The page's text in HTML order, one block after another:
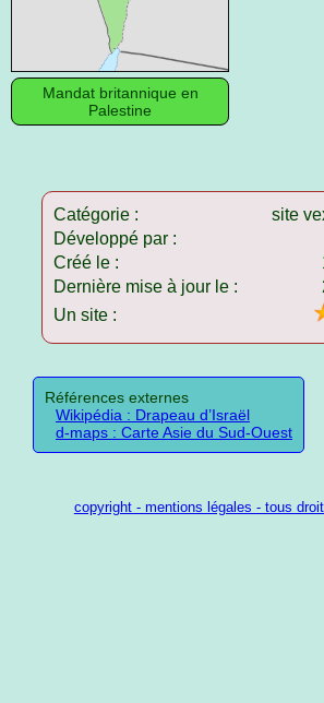
Mandat britannique en
Palestine
Catégorie :
site
Développé par :
Créé le :
Dernière mise à jour le :
Un site :
Références externes
Wikipédia : Drapeau d’Israël
d-maps : Carte Asie du Sud-Ouest
copyright - mentions légales - tous